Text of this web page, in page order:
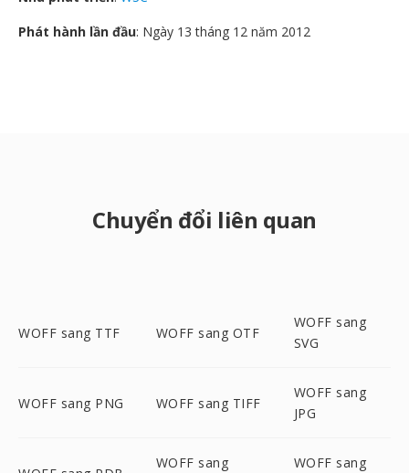
Phát hành lần đầu: Ngày 13 tháng 12 năm 2012
Chuyển đổi liên quan
WOFF sang TTF WOFF sang OTF
WOFF sang
SVG
WOFF sang PNG WOFF sang TIFF
WOFF sang
JPG
WOFF sang WOFF sang